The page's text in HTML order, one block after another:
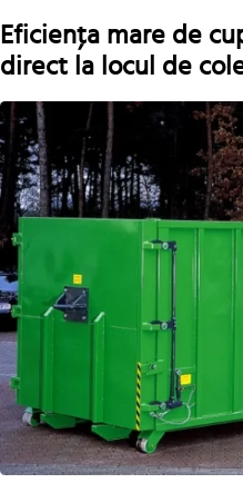
Eficienţa mare de
direct la locul de